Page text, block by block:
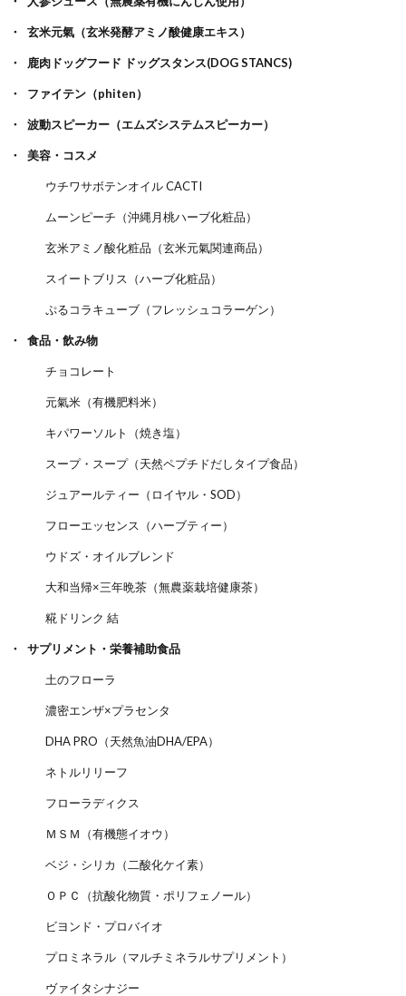
玄米元氣（玄米発酵アミノ酸健康エキス）
鹿肉ドッグフード ドッグスタンス(DOG STANCS)
ファイテン（phiten）
波動スピーカー（エムズシステムスピーカー）
美容・コスメ
ウチワサボテンオイル CACTI
ムーンピーチ（沖縄月桃ハーブ化粧品）
玄米アミノ酸化粧品（玄米元氣関連商品）
スイートブリス（ハーブ化粧品）
ぷるコラキューブ（フレッシュコラーゲン）
食品・飲み物
チョコレート
元氣米（有機肥料米）
キパワーソルト（焼き塩）
スープ・スープ（天然ペプチドだしタイプ食品）
ジュアールティー（ロイヤル・SOD）
フローエッセンス（ハーブティー）
ウドズ・オイルブレンド
大和当帰×三年晩茶（無農薬栽培健康茶）
糀ドリンク 結
サプリメント・栄養補助食品
土のフローラ
濃密エンザ×プラセンタ
DHA PRO（天然魚油DHA/EPA）
ネトルリリーフ
フローラディクス
ＭＳＭ（有機態イオウ）
ベジ・シリカ（二酸化ケイ素）
ＯＰＣ（抗酸化物質・ポリフェノール）
ビヨンド・プロバイオ
プロミネラル（マルチミネラルサプリメント）
ヴァイタシナジー